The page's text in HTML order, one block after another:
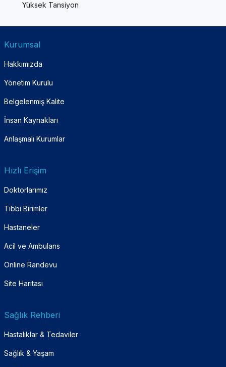
Yüksek Tansiyon
Kurumsal
Hakkımızda
Yönetim Kurulu
Belgelenmiş Kalite
İnsan Kaynakları
Anlaşmalı Kurumlar
Hızlı Erişim
Doktorlarımız
Tıbbi Birimler
Hastaneler
Acil ve Ambulans
Online Randevu
Site Haritası
Sağlık Rehberi
Hastalıklar & Tedaviler
Sağlık & Yaşam